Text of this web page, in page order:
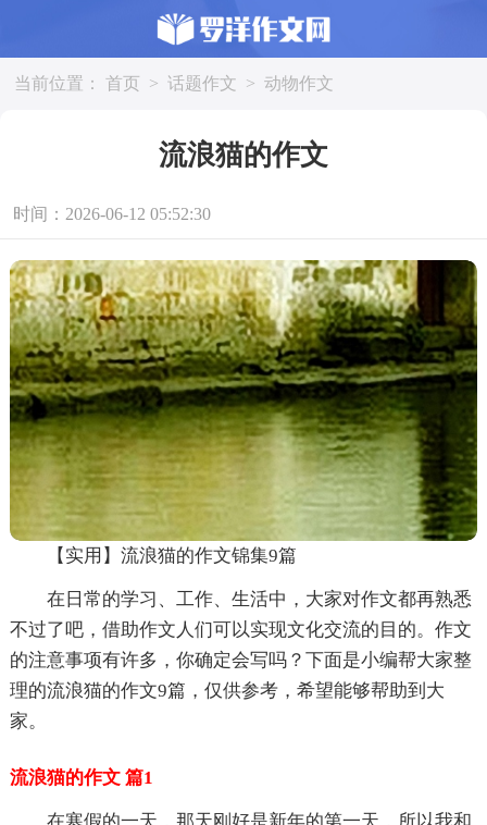
当前位置： 首页 > 话题作文 > 动物作文
流浪猫的作文
时间：2026-06-12 05:52:30
【实用】流浪猫的作文锦集9篇
在日常的学习、工作、生活中，大家对作文都再熟悉
不过了吧，借助作文人们可以实现文化交流的目的。作文
的注意事项有许多，你确定会写吗？下面是小编帮大家整
理的流浪猫的作文9篇，仅供参考，希望能够帮助到大
家。
流浪猫的作文 篇1
在寒假的一天，那天刚好是新年的第一天，所以我和